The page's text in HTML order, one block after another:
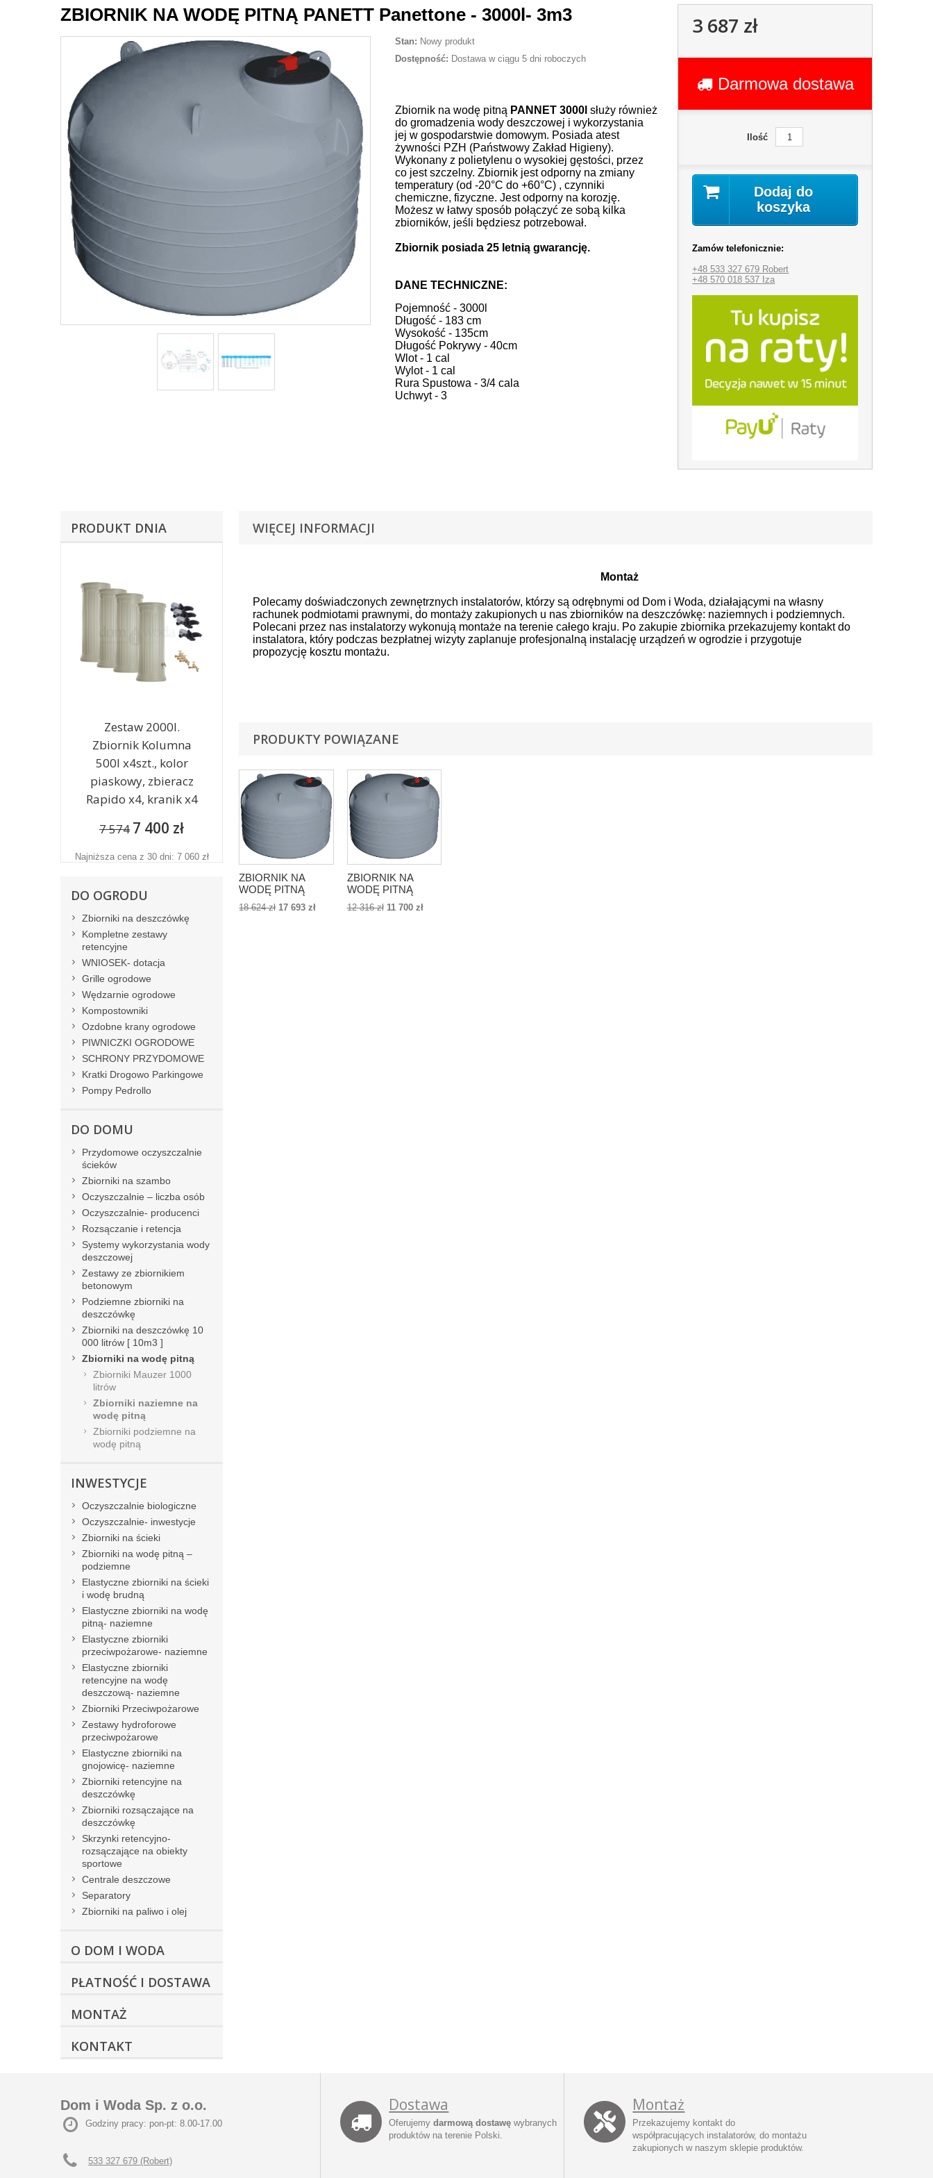
ZBIORNIK NA WODĘ PITNĄ PANETT Panettone - 3000l- 3m3
Stan: Nowy produkt
Dostępność: Dostawa w ciągu 5 dni roboczych
Zbiornik na wodę pitną PANNET 3000l służy również
do gromadzenia wody deszczowej i wykorzystania
jej w gospodarstwie domowym. Posiada atest
żywności PZH (Państwowy Zakład Higieny).
Wykonany z polietylenu o wysokiej gęstości, przez
co jest szczelny. Zbiornik jest odporny na zmiany
temperatury (od -20°C do +60°C) , czynniki
chemiczne, fizyczne. Jest odporny na korozję.
Możesz w łatwy sposób połączyć ze sobą kilka
zbiorników, jeśli będziesz potrzebował.
Zbiornik posiada 25 letnią gwarancję.
DANE TECHNICZNE:
Pojemność - 3000l
Długość - 183 cm
Wysokość - 135cm
Długość Pokrywy - 40cm
Wlot - 1 cal
Wylot - 1 cal
Rura Spustowa - 3/4 cala
Uchwyt - 3
3 687 zł
Darmowa dostawa
Ilość
Dodaj do
koszyka
Zamów telefonicznie:
+48 533 327 679 Robert
+48 570 018 537 Iza
WIĘCEJ INFORMACJI
Montaż
Polecamy doświadczonych zewnętrznych instalatorów, którzy są odrębnymi od Dom i Woda, działającymi na własny
rachunek podmiotami prawnymi, do montaży zakupionych u nas zbiorników na deszczówkę: naziemnych i podziemnych.
Polecani przez nas instalatorzy wykonują montaże na terenie całego kraju. Po zakupie zbiornika przekazujemy kontakt do
instalatora, który podczas bezpłatnej wizyty zaplanuje profesjonalną instalację urządzeń w ogrodzie i przygotuje
propozycję kosztu montażu.
PRODUKTY POWIĄZANE
ZBIORNIK NA
WODĘ PITNĄ
PANETT Panettone
- 15000L - 15m3
18 624 zł 17 693 zł
ZBIORNIK NA
WODĘ PITNĄ
PANETT Panettone-
11000l- 11m3
12 316 zł 11 700 zł
PRODUKT DNIA
Zestaw 2000l.
Zbiornik Kolumna
500l x4szt., kolor
piaskowy, zbieracz
Rapido x4, kranik x4
7 574 7 400 zł
Najniższa cena z 30 dni: 7 060 zł
DO OGRODU
Zbiorniki na deszczówkę
Kompletne zestawy
retencyjne
WNIOSEK- dotacja
Grille ogrodowe
Wędzarnie ogrodowe
Kompostowniki
Ozdobne krany ogrodowe
PIWNICZKI OGRODOWE
SCHRONY PRZYDOMOWE
Kratki Drogowo Parkingowe
Pompy Pedrollo
DO DOMU
Przydomowe oczyszczalnie
ścieków
Zbiorniki na szambo
Oczyszczalnie – liczba osób
Oczyszczalnie- producenci
Rozsączanie i retencja
Systemy wykorzystania wody
deszczowej
Zestawy ze zbiornikiem
betonowym
Podziemne zbiorniki na
deszczówkę
Zbiorniki na deszczówkę 10
000 litrów [ 10m3 ]
Zbiorniki na wodę pitną
Zbiorniki Mauzer 1000
litrów
Zbiorniki naziemne na
wodę pitną
Zbiorniki podziemne na
wodę pitną
INWESTYCJE
Oczyszczalnie biologiczne
Oczyszczalnie- inwestycje
Zbiorniki na ścieki
Zbiorniki na wodę pitną –
podziemne
Elastyczne zbiorniki na ścieki
i wodę brudną
Elastyczne zbiorniki na wodę
pitną- naziemne
Elastyczne zbiorniki
przeciwpożarowe- naziemne
Elastyczne zbiorniki
retencyjne na wodę
deszczową- naziemne
Zbiorniki Przeciwpożarowe
Zestawy hydroforowe
przeciwpożarowe
Elastyczne zbiorniki na
gnojowicę- naziemne
Zbiorniki retencyjne na
deszczówkę
Zbiorniki rozsączające na
deszczówkę
Skrzynki retencyjno-
rozsączające na obiekty
sportowe
Centrale deszczowe
Separatory
Zbiorniki na paliwo i olej
O DOM I WODA
PŁATNOŚĆ I DOSTAWA
MONTAŻ
KONTAKT
Dom i Woda Sp. z o.o.
Godziny pracy: pon-pt: 8.00-17.00
533 327 679 (Robert)
Dostawa
Oferujemydarmową dostawę wybranych
produktów na terenie Polski.
Montaż
Przekazujemy kontakt do
współpracujących instalatorów, do montażu
zakupionych w naszym sklepie produktów.